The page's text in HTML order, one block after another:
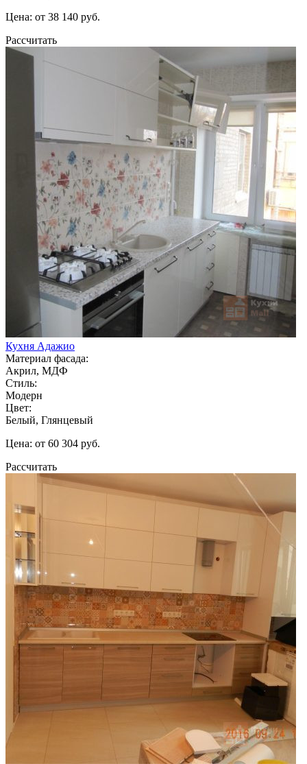
Цена: от 38 140 руб.
Рассчитать
Кухня Адажио
Материал фасада:
Акрил, МДФ
Стиль:
Модерн
Цвет:
Белый, Глянцевый
Цена: от 60 304 руб.
Рассчитать